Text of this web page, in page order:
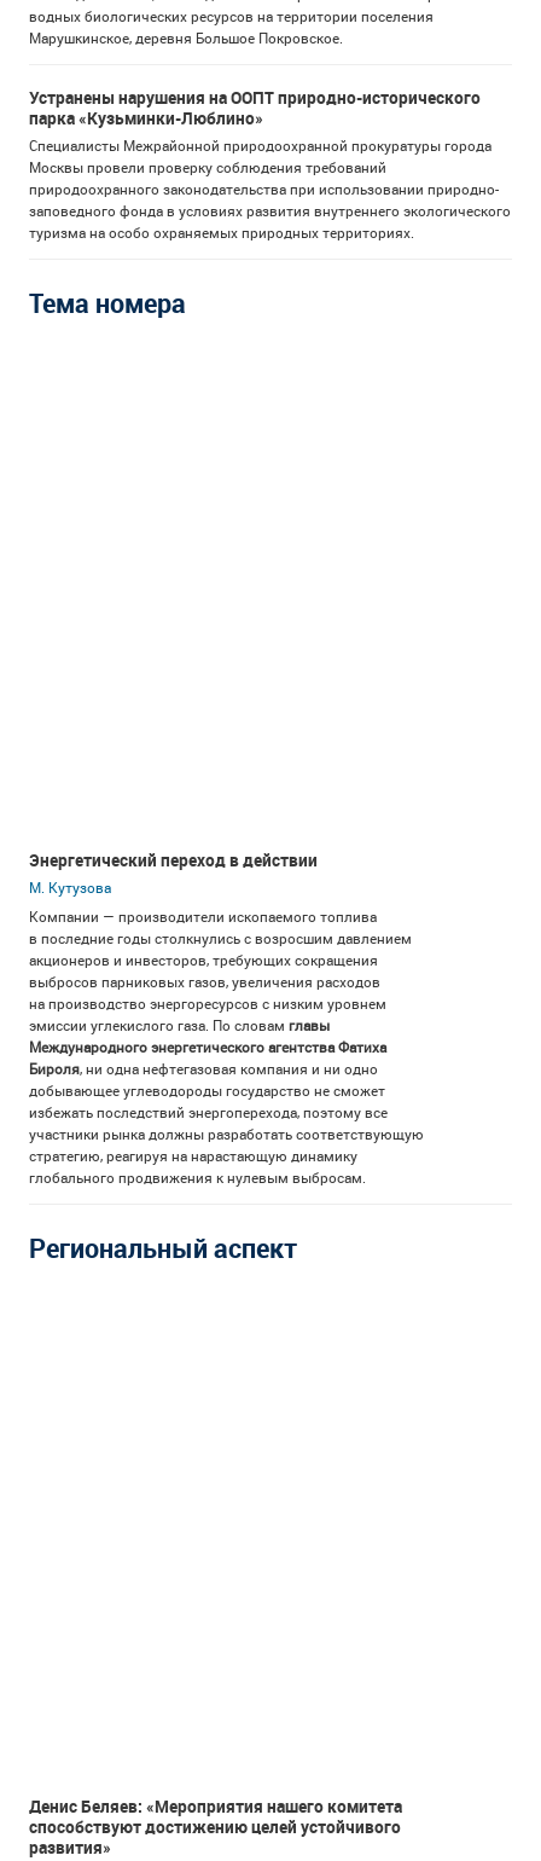
водных биологических ресурсов на территории поселения
Марушкинское, деревня Большое Покровское.
Устранены нарушения на ООПТ природно-исторического
парка «Кузьминки-Люблино»
Специалисты Межрайонной природоохранной прокуратуры города
Москвы провели проверку соблюдения требований
природоохранного законодательства при использовании природно-
заповедного фонда в условиях развития внутреннего экологического
туризма на особо охраняемых природных территориях.
Тема номера
Энергетический переход в действии
М. Кутузова
Компании — производители ископаемого топлива
в последние годы столкнулись с возросшим давлением
акционеров и инвесторов, требующих сокращения
выбросов парниковых газов, увеличения расходов
на производство энергоресурсов с низким уровнем
эмиссии углекислого газа. По словам главы
Международного энергетического агентства Фатиха
Бироля, ни одна нефтегазовая компания и ни одно
добывающее углеводороды государство не сможет
избежать последствий энергоперехода, поэтому все
участники рынка должны разработать соответствующую
стратегию, реагируя на нарастающую динамику
глобального продвижения к нулевым выбросам.
Региональный аспект
Денис Беляев: «Мероприятия нашего комитета
способствуют достижению целей устойчивого
развития»